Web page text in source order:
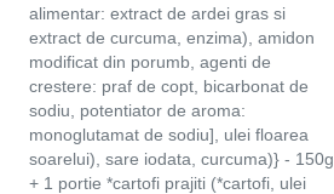
alimentar: extract de ardei gras si
extract de curcuma, enzima), amidon
modificat din porumb, agenti de
crestere: praf de copt, bicarbonat de
sodiu, potentiator de aroma:
monoglutamat de sodiu], ulei floarea
soarelui), sare iodata, curcuma)} - 150g
+ 1 portie *cartofi prajiti (*cartofi, ulei